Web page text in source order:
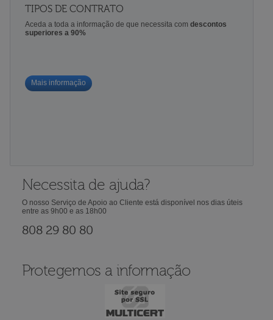
TIPOS DE CONTRATO
Aceda a toda a informação de que necessita com descontos
superiores a 90%
Mais informação
Necessita de ajuda?
O nosso Serviço de Apoio ao Cliente está disponível nos dias úteis
entre as 9h00 e as 18h00
808 29 80 80
Protegemos a informação